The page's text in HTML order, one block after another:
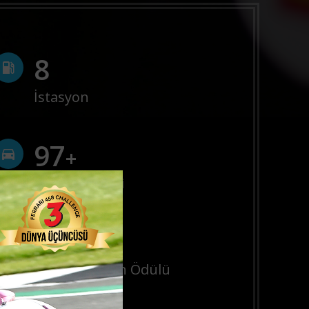
8
İstasyon
100
TTS Müşterisi
10+
En İyi İstasyon Ödülü